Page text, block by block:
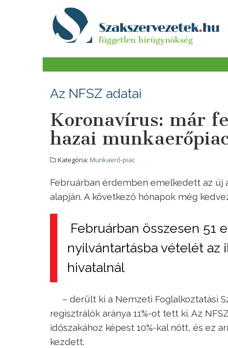
Az NFSZ adatai
Koronavírus: már
hazai
Kategória: Munkaerő-piac
Februárban érdemben emelkedett az új
alapján. A következő hónapok még
Februárban összesen 51
nyilvántartásba vételét az
hivatalnál
– derült ki a Nemzeti Foglalkoztatási
regisztrálók aránya 11%-ot tett ki. Az
időszakához képest 10%-kal nőtt, és ez
kezdett.